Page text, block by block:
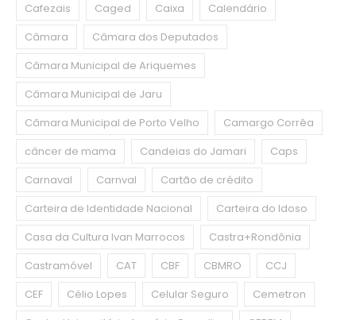
Cafezais
Caged Caixa
Calendário
Câmara
Câmara dos Deputados
Câmara Municipal de Ariquemes
Câmara Municipal de Jaru
Câmara Municipal de Porto Velho
Camargo Corrêa
câncer de mama
Candeias do Jamari
Caps
Carnaval
Carnval
Cartão de crédito
Carteira de Identidade Nacional
Carteira do Idoso
Casa da Cultura Ivan Marrocos
Castra+Rondônia
Castramóvel
CAT CBF CBMRO
CCJ
CEF
Célio Lopes Celular Seguro
Cemetron